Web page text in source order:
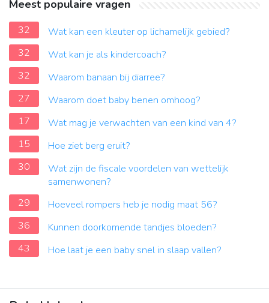
Meest populaire vragen
32
Wat kan een kleuter op lichamelijk gebied?
32
Wat kan je als kindercoach?
32
Waarom banaan bij diarree?
27
Waarom doet baby benen omhoog?
17
Wat mag je verwachten van een kind van 4?
15
Hoe ziet berg eruit?
30
Wat zijn de fiscale voordelen van wettelijk
samenwonen?
29
Hoeveel rompers heb je nodig maat 56?
36
Kunnen doorkomende tandjes bloeden?
43
Hoe laat je een baby snel in slaap vallen?